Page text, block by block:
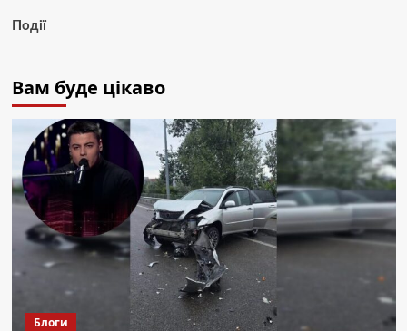
Події
Вам буде цікаво
Блоги